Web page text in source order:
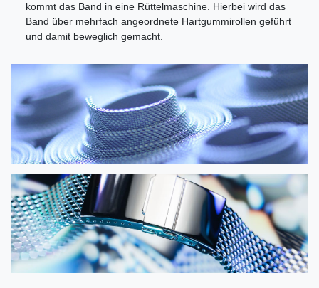
kommt das Band in eine Rüttelmaschine. Hierbei wird das
Band über mehrfach angeordnete Hartgummirollen geführt
und damit beweglich gemacht.